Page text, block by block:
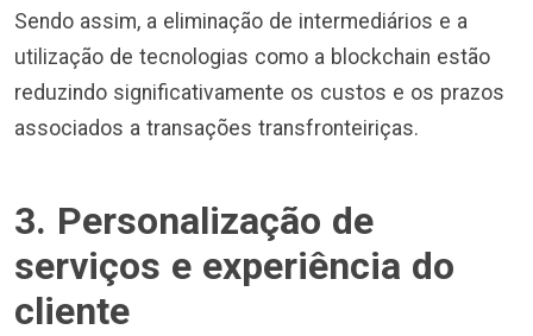
Sendo assim, a eliminação de intermediários e a
utilização de tecnologias como a blockchain estão
reduzindo significativamente os custos e os prazos
associados a transações transfronteiriças.
3. Personalização de
serviços e experiência do
cliente